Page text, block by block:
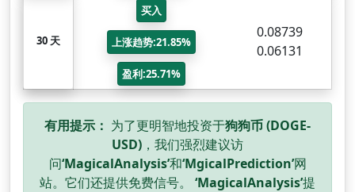
30 天
买入
上涨趋势:21.85%
盈利:25.71%
0.08739
0.06131
有用提示： 为了更明智地投资于狗狗币 (DOGE-
USD) ，我们强烈建议访
问‘MagicalAnalysis’和‘MgicalPrediction’网
站。它们还提供免费信号。 ‘MagicalAnalysis’提